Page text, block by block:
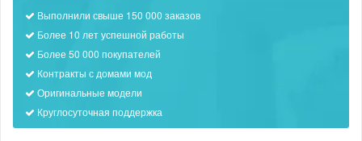
Выполнили свыше 150 000 заказов
Более 10 лет успешной работы
Более 50 000 покупателей
Контракты с домами мод
Оригинальные модели
Круглосуточная поддержка